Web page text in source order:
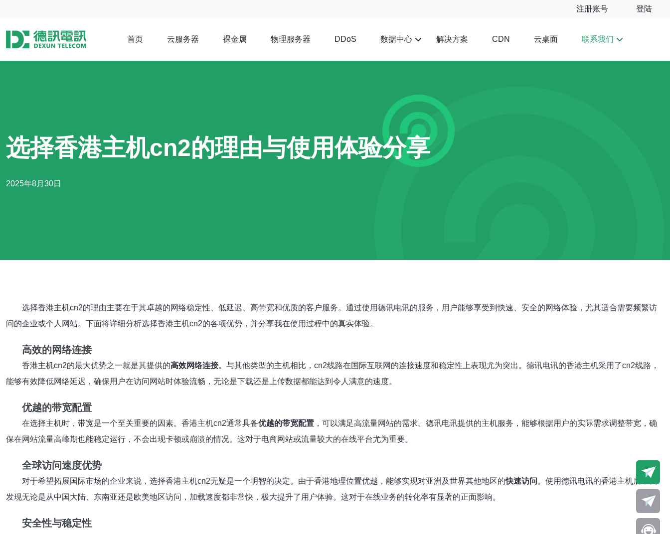
注册账号 登陆
首页 云服务器 裸金属 物理服务器 DDoS 数据中心 解决方案 CDN 云桌面 联系我们
选择香港主机cn2的理由与使用体验分享
2025年8月30日
选择香港主机cn2的理由主要在于其卓越的网络稳定性、低延迟、高带宽和优质的客户服务。通过使用德讯电讯的服务，用户能够享受到快速、安全的网络体验，尤其适合需要频繁访
问的企业或个人网站。下面将详细分析选择香港主机cn2的各项优势，并分享我在使用过程中的真实体验。
高效的网络连接
香港主机cn2的最大优势之一就是其提供的高效网络连接。与其他类型的主机相比，cn2线路在国际互联网的连接速度和稳定性上表现尤为突出。德讯电讯的香港主机采用了cn2线路，
能够有效降低网络延迟，确保用户在访问网站时体验流畅，无论是下载还是上传数据都能达到令人满意的速度。
优越的带宽配置
在选择主机时，带宽是一个至关重要的因素。香港主机cn2通常具备优越的带宽配置 ，可以满足高流量网站的需求。德讯电讯提供的主机服务，能够根据用户的实际需求调整带宽，确
保在网站流量高峰期也能稳定运行，不会出现卡顿或崩溃的情况。这对于电商网站或流量较大的在线平台尤为重要。
全球访问速度优势
对于希望拓展国际市场的企业来说，选择香港主机cn2无疑是一个明智的决定。由于香港地理位置优越，能够实现对亚洲及世界其他地区的快速访问 。使用德讯电讯的香港主机后，我
发现无论是从中国大陆、东南亚还是欧美地区访问，加载速度都非常快，极大提升了用户体验。这对于在线业务的转化率有显著的正面影响。
安全性与稳定性